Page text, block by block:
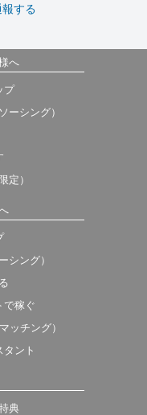
する
へ
プ
ーシング）
定）
シング）
で稼ぐ
ッチング）
ント
典